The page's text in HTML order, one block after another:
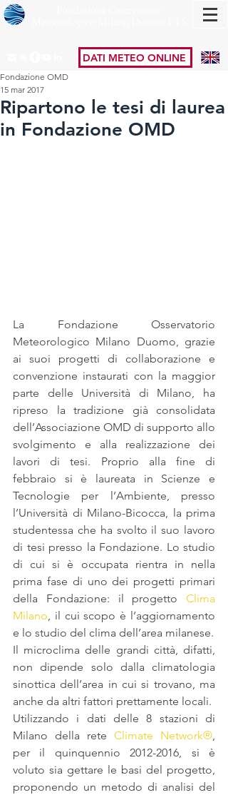
DATI METEO ONLINE
Ripartono le tesi di laurea
in Fondazione OMD
Fondazione OMD
15 mar 2017
La Fondazione Osservatorio
Meteorologico Milano Duomo, grazie
ai suoi progetti di collaborazione e
convenzione instaurati con la maggior
parte delle Università di Milano, ha
ripreso la tradizione già consolidata
dell’Associazione OMD di supporto allo
svolgimento e alla realizzazione dei
lavori di tesi. Proprio alla fine di
febbraio si è laureata in Scienze e
Tecnologie per l’Ambiente, presso
l’Università di Milano-Bicocca, la prima
studentessa che ha svolto il suo lavoro
di tesi presso la Fondazione. Lo studio
di cui si è occupata rientra in nella
prima fase di uno dei progetti primari
della Fondazione: il progetto Clima
Milano , il cui scopo è l’aggiornamento
e lo studio del clima dell’area milanese.
Il microclima delle grandi città, difatti,
non dipende solo dalla climatologia
sinottica dell’area in cui si trovano, ma
anche da altri fattori prettamente locali.
Utilizzando i dati delle 8 stazioni di
Milano della rete Climate Network®
per il quinquennio 2012-2016, si è
voluto sia gettare le basi del progetto,
proponendo un metodo di analisi del